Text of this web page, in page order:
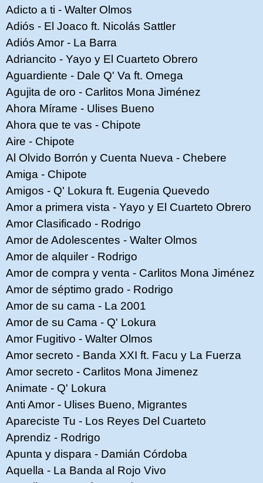
Adicto a ti - Walter Olmos
Adiós - El Joaco ft. Nicolás Sattler
Adiós Amor - La Barra
Adriancito - Yayo y El Cuarteto Obrero
Aguardiente - Dale Q' Va ft. Omega
Agujita de oro - Carlitos Mona Jiménez
Ahora Mírame - Ulises Bueno
Ahora que te vas - Chipote
Aire - Chipote
Al Olvido Borrón y Cuenta Nueva - Chebere
Amiga - Chipote
Amigos - Q' Lokura ft. Eugenia Quevedo
Amor a primera vista - Yayo y El Cuarteto Obrero
Amor Clasificado - Rodrigo
Amor de Adolescentes - Walter Olmos
Amor de alquiler - Rodrigo
Amor de compra y venta - Carlitos Mona Jiménez
Amor de séptimo grado - Rodrigo
Amor de su cama - La 2001
Amor de su Cama - Q' Lokura
Amor Fugitivo - Walter Olmos
Amor secreto - Banda XXI ft. Facu y La Fuerza
Amor secreto - Carlitos Mona Jimenez
Animate - Q' Lokura
Anti Amor - Ulises Bueno, Migrantes
Apareciste Tu - Los Reyes Del Cuarteto
Aprendiz - Rodrigo
Apunta y dispara - Damián Córdoba
Aquella - La Banda al Rojo Vivo